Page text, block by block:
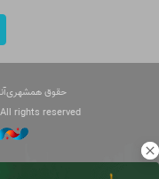
حقوق
rights reserved